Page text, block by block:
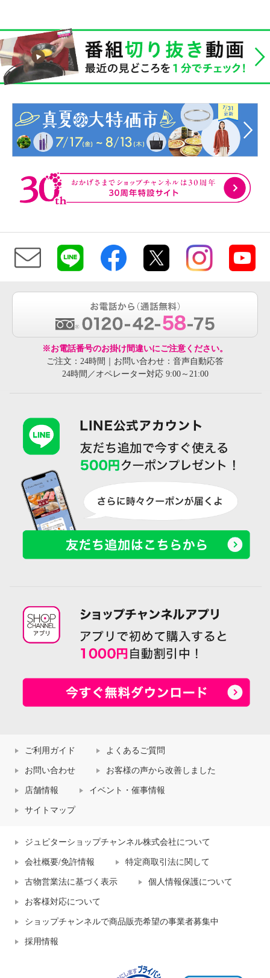
※お電話番号のお掛け間違いにご注意ください。
ご注文：24時間｜お問い合わせ：音声自動応答
24時間／オペレーター対応 9:00～21:00
ご利用ガイド よくあるご質問
お問い合わせ お客様の声から改善しました
店舗情報 イベント・催事情報
サイトマップ
ジュピターショップチャンネル株式会社について
会社概要/免許情報 特定商取引法に関して
古物営業法に基づく表示 個人情報保護について
お客様対応について
ショップチャンネルで商品販売希望の事業者募集中
採用情報